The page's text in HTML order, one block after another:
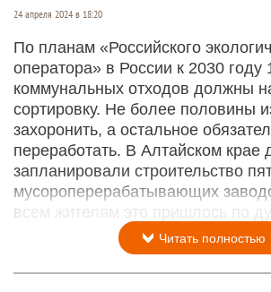
24 апреля 2024 в 18:20
По планам «Российского
оператора» в России к 2030 году
коммунальных отходов должны
сортировку. Не более половины
захоронить, а остальное
переработать. В Алтайском крае
запланировали строительство
мусороперерабатывающих
всем жителям это пришлось по
Читать полностью